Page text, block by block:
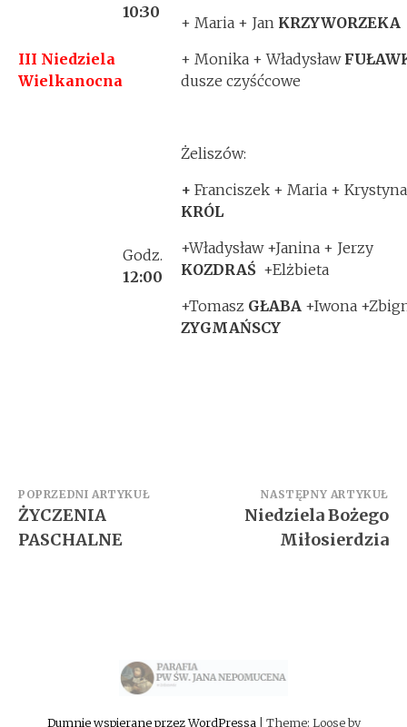
III Niedziela
Wielkanocna
10:30
+ Maria + Jan KRZYWORZEKA
+ Monika + Władysław
dusze czyśćcowe
Godz.
12:00
Żeliszów:
+ Franciszek + Maria + Krystyna
KRÓL
+Władysław +Janina + Jerzy
KOZDRAŚ +Elżbieta
+Tomasz GŁABA +Iwona
ZYGMAŃSCY
Zobacz
wpisy
POPRZEDNI ARTYKUŁ
ŻYCZENIA
PASCHALNE
NASTĘPNY ARTYKUŁ
Niedziela Bożego
Miłosierdzia
Dumnie wspierane przez WordPressa Theme: Loose by